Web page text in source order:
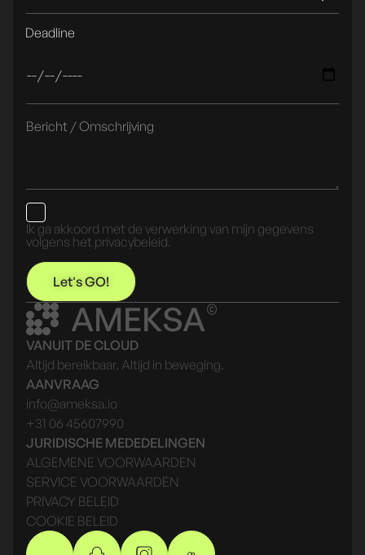
Deadline
Ik ga akkoord met de verwerking van mijn gegevens
volgens het privacybeleid.
Let's GO!
AMEKSA
VANUIT DE CLOUD
Altijd bereikbaar. Altijd in beweging.
AANVRAAG
info@ameksa.io
+31 06 45607990
JURIDISCHE MEDEDELINGEN
ALGEMENE VOORWAARDEN
SERVICE VOORWAARDEN
PRIVACY BELEID
COOKIE BELEID